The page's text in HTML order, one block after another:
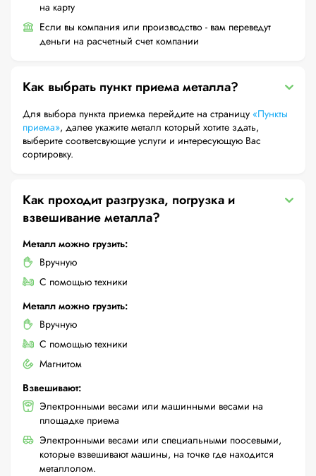
на карту
Если вы компания или производство - вам переведут
деньги на расчетный счет компании
Как выбрать пункт приема металла?
Для выбора пункта приемка перейдите на страницу «Пункты
приема», далее укажите металл который хотите здать,
выберите соответсвующие услуги и интересующую Вас
сортировку.
Как проходит разгрузка, погрузка и
взвешивание металла?
Металл можно грузить:
Вручную
С помощью техники
Металл можно грузить:
Вручную
С помощью техники
Магнитом
Взвешивают:
Электронными весами или машинными весами на
площадке приема
Электронными весами или специальными поосевыми,
которые взвешивают машины, на точке где находится
металлолом.